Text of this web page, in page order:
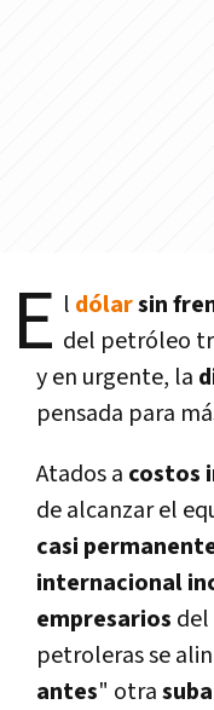
E l dólarsin
del petróleo
y en urgente, la
pensada para
Atados a costos
de alcanzar el
casi
internacional
empresarios del
petroleras se
antes" otra